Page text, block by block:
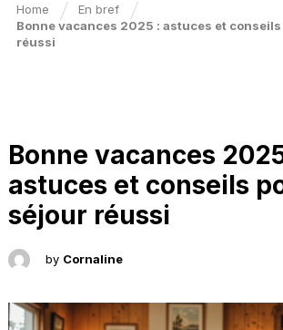
Home
En bref
Bonne vacances 2025 : astuces et
réussi
Bonne vacances
astuces et conseils
séjour réussi
by Cornaline